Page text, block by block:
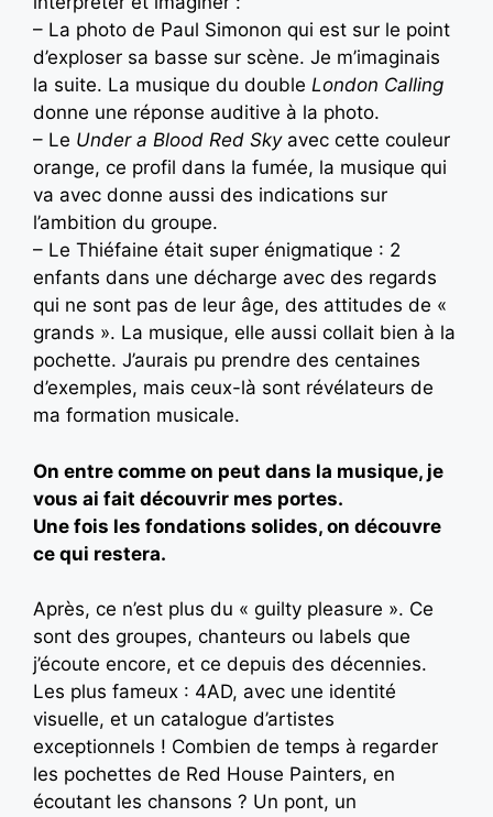
– La photo de Paul Simonon qui est sur le point
d’exploser sa basse sur scène. Je m’imaginais
la suite. La musique du double London Calling
donne une réponse auditive à la photo.
– Le Under a Blood Red Skyavec cette couleur
orange, ce profil dans la fumée, la musique qui
va avec donne aussi des indications sur
l’ambition du groupe.
– Le Thiéfaine était super énigmatique : 2
enfants dans une décharge avec des regards
qui ne sont pas de leur âge, des attitudes de «
grands ». La musique, elle aussi collait bien à la
pochette. J’aurais pu prendre des centaines
d’exemples, mais ceux-là sont révélateurs de
ma formation musicale.
On entre comme on peut dans la musique, je
vous ai fait découvrir mes portes.
Une fois les fondations solides, on découvre
ce qui restera.
Après, ce n’est plus du « guilty pleasure ». Ce
sont des groupes, chanteurs ou labels que
j’écoute encore, et ce depuis des décennies.
Les plus fameux : 4AD, avec une identité
visuelle, et un catalogue d’artistes
exceptionnels ! Combien de temps à regarder
les pochettes de Red House Painters, en
écoutant les chansons ? Un pont, un